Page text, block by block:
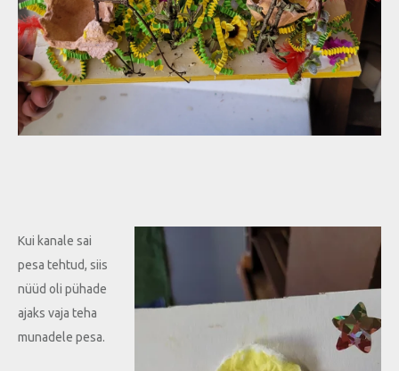
Kui kanale sai
pesa tehtud, siis
nüüd oli pühade
ajaks vaja teha
munadele pesa.